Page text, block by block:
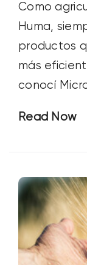
Como
Huma,
productos
más
conocí
Lyndon
Read Now